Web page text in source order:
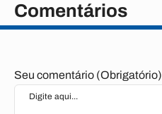
Comentários
Seu comentário (Obrigatório)